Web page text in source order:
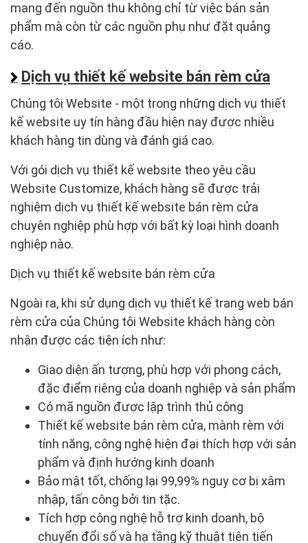
mang đến nguồn thu không chỉ từ việc bán sản
phẩm mà còn từ các nguồn phụ như đặt quảng
cáo.
Dịch vụ thiết kế website bán rèm cửa
Chúng tôi Website - một trong những dịch vụ thiết
kế website uy tín hàng đầu hiện nay được nhiều
khách hàng tin dùng và đánh giá cao.
Với gói dịch vụ thiết kế website theo yêu cầu
Website Customize, khách hàng sẽ được trải
nghiệm dịch vụ thiết kế website bán rèm cửa
chuyên nghiệp phù hợp với bất kỳ loại hình doanh
nghiệp nào.
Dịch vụ thiết kế website bán rèm cửa
Ngoài ra, khi sử dụng dịch vụ thiết kế trang web bán
rèm cửa của Chúng tôi Website khách hàng còn
nhận được các tiện ích như:
Giao diện ấn tượng, phù hợp với phong cách,
đặc điểm riêng của doanh nghiệp và sản phẩm
Có mã nguồn được lập trình thủ công
Thiết kế website bán rèm cửa, mành rèm với
tính năng, công nghệ hiện đại thích hợp với sản
phẩm và định hướng kinh doanh
Bảo mật tốt, chống lại 99,99% nguy cơ bị xâm
nhập, tấn công bởi tin tặc.
Tích hợp công nghệ hỗ trợ kinh doanh, bộ
chuyển đổi số và hạ tầng kỹ thuật tiên tiến